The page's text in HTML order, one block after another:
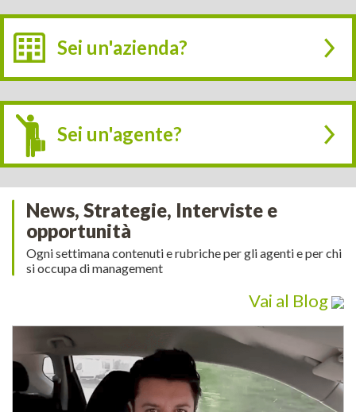
Sei un'azienda?
Sei un'agente?
News, Strategie, Interviste e
opportunità
Ogni settimana contenuti e rubriche per gli agenti e per chi
si occupa di management
Vai al Blog